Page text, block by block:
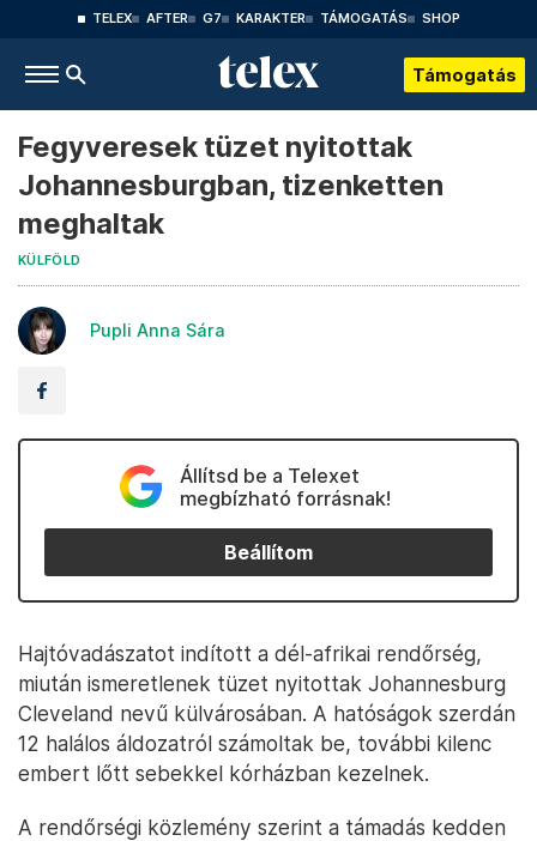
TELEX AFTER G7 KARAKTER TÁMOGATÁS SHOP
Támogatás
Fegyveresek tüzet nyitottak
Johannesburgban, tizenketten
meghaltak
KÜLFÖLD
Pupli Anna Sára
Állítsd be a Telexet
megbízható forrásnak!
Beállítom
Hajtóvadászatot indított a dél-afrikai rendőrség,
miután ismeretlenek tüzet nyitottak Johannesburg
Cleveland nevű külvárosában. A hatóságok szerdán
12 halálos áldozatról számoltak be, további kilenc
embert lőtt sebekkel kórházban kezelnek.
A rendőrségi közlemény szerint a támadás kedden